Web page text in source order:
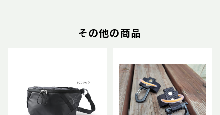
その他の商品